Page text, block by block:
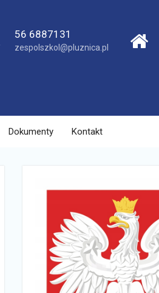
56 6887131
zespolszkol@pluznica.pl
Dokumenty Kontakt